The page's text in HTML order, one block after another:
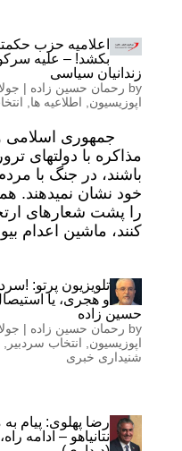
اعلامیه حزب
بکشد! – علیه
زندانیان سیاسی
by رحمان حسین زاده | جولای 30,
اپوزیسیون
اطلاعیه ها
جمهوری اسلامی و
مذاکره با دولتهای
باشند، در جنگ با
خود نشان نمیدهند.
را پشت شعارهای
کنند، ماشین اعدام
تلویزیون پرتو:
و هجری، یا
حسین زاده
by رحمان حسین زاده | جولای 28,
اپوزیسیون
انتخاب سردبیر
شنیداری خبری
رضا پهلوی: پیام
نتانیاهو – ادامه